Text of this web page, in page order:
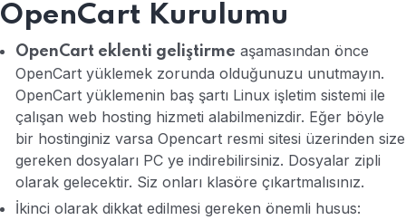
OpenCart Kurulumu
OpenCart eklenti geliştirme aşamasından önce
OpenCart yüklemek zorunda olduğunuzu unutmayın.
OpenCart yüklemenin baş şartı Linux işletim sistemi ile
çalışan web hosting hizmeti alabilmenizdir. Eğer böyle
bir hostinginiz varsa Opencart resmi sitesi üzerinden size
gereken dosyaları PC ye indirebilirsiniz. Dosyalar zipli
olarak gelecektir. Siz onları klasöre çıkartmalısınız.
İkinci olarak dikkat edilmesi gereken önemli husus: